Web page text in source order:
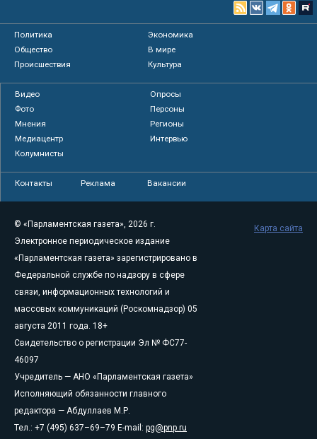
Политика
Экономика
Общество
В мире
Происшествия
Культура
Видео
Опросы
Фото
Персоны
Мнения
Регионы
Медиацентр
Интервью
Колумнисты
Контакты Реклама Вакансии
© «Парламентская газета», 2026 г.
Электронное периодическое издание
«Парламентская газета» зарегистрировано в
Федеральной службе по надзору в сфере
связи, информационных технологий и
массовых коммуникаций (Роскомнадзор) 05
августа 2011 года. 18+
Свидетельство о регистрации Эл № ФС77-
46097
Учредитель — АНО «Парламентская газета»
Исполняющий обязанности главного
редактора — Абдуллаев М.Р.
Тел.: +7 (495) 637–69–79 E-mail: pg@pnp.ru
Карта сайта